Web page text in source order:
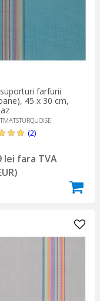
farfurii
45 x 30 cm,
(2)
lei fara TVA